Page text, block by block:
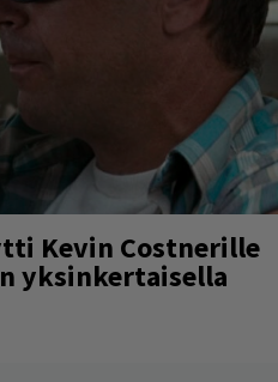
Kevin Costnerille
yksinkertaisella